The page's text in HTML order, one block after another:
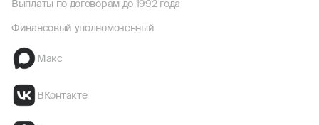
Выплаты по договорам до 1992 года
Финансовый уполномоченный
Макс
ВКонтакте